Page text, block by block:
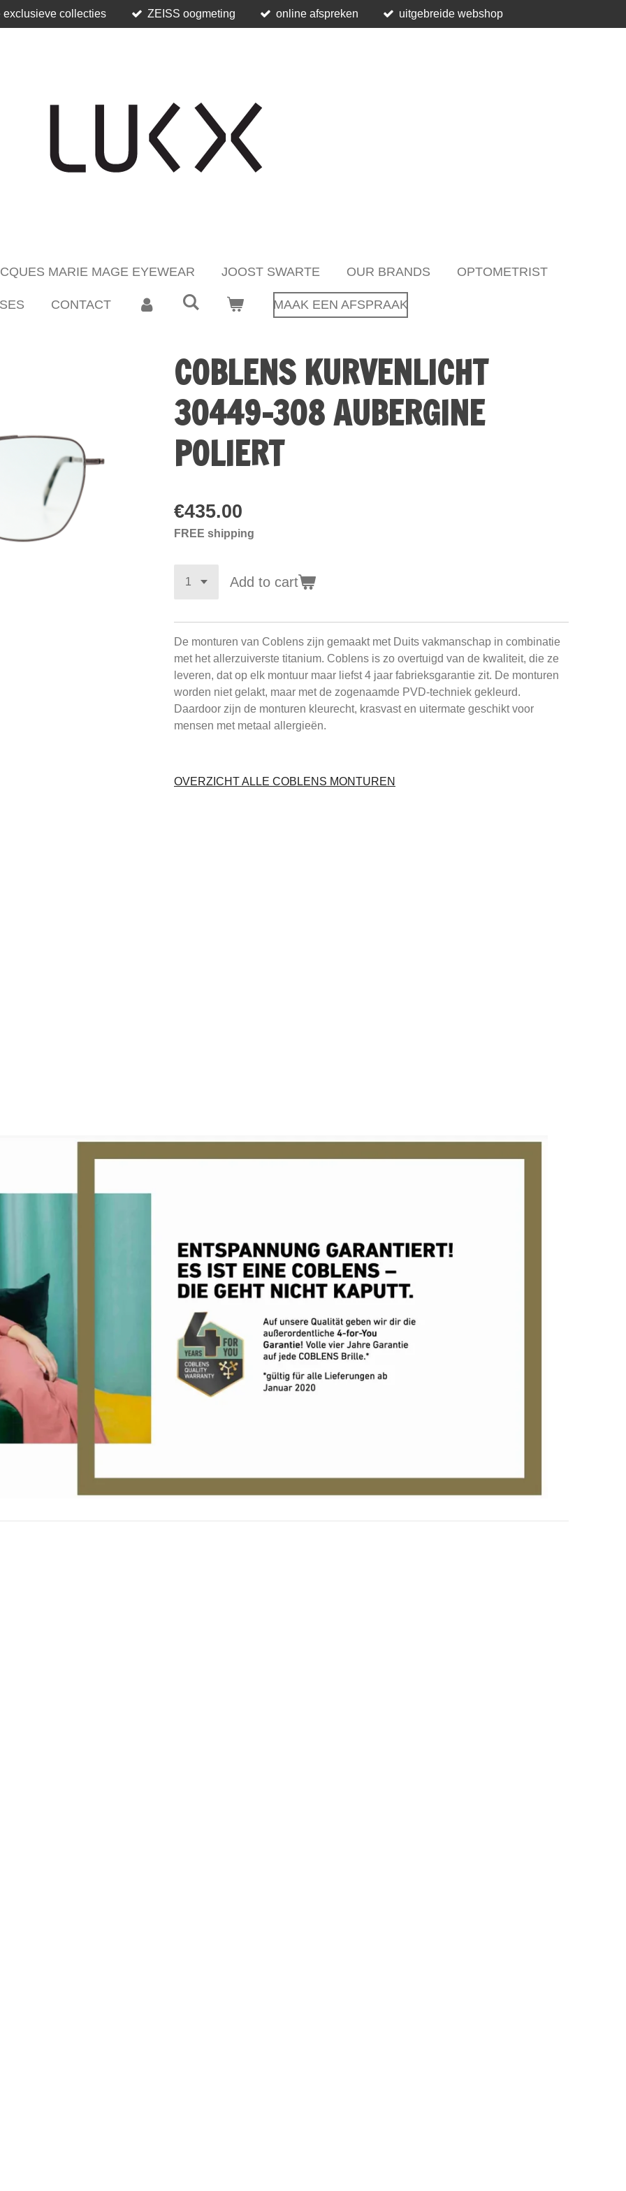
exclusieve collecties ZEISS oogmeting online afspreken uitgebreide webshop
MARIE MAGE EYEWEAR JOOST SWARTE OUR BRANDS OPTOMETRIST
CONTACT MAAK EEN AFSPRAAK
COBLENS KURVENLICHT
30449-308 AUBERGINE
POLIERT
€435.00
FREE shipping
Add to cart
De monturen van Coblens zijn gemaakt met Duits vakmanschap in combinatie
met het allerzuiverste titanium. Coblens is zo overtuigd van de kwaliteit, die ze
leveren, dat op elk montuur maar liefst 4 jaar fabrieksgarantie zit. De monturen
worden niet gelakt, maar met de zogenaamde PVD-techniek gekleurd.
Daardoor zijn de monturen kleurecht, krasvast en uitermate geschikt voor
mensen met metaal allergieën.
OVERZICHT ALLE COBLENS MONTUREN